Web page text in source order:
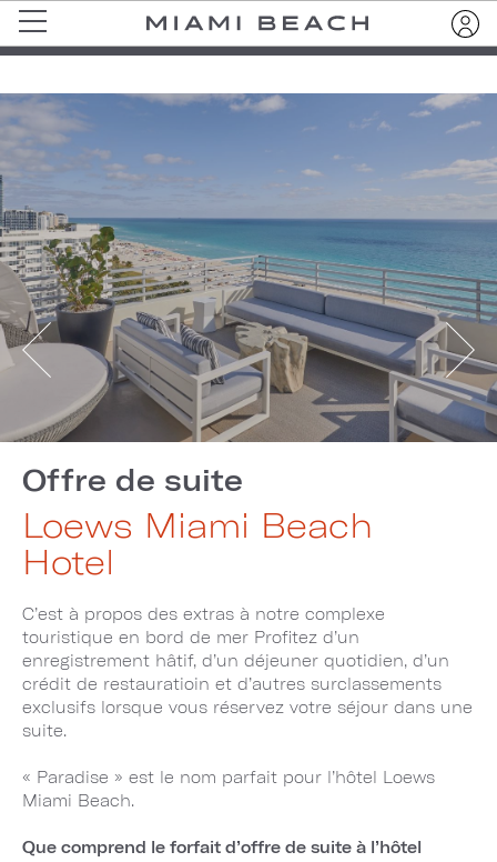
Offre de suite
Loews Miami Beach
Hotel
C’est à propos des extras à notre complexe
touristique en bord de mer Profitez d’un
enregistrement hâtif, d’un déjeuner quotidien, d’un
crédit de restauratioin et d’autres surclassements
exclusifs lorsque vous réservez votre séjour dans une
suite.
« Paradise » est le nom parfait pour l’hôtel Loews
Miami Beach.
Que comprend le forfait d’offre de suite à l’hôtel